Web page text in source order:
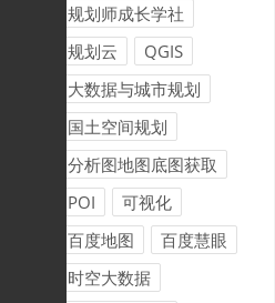
规划师成长学社
规划云
QGIS
大数据与城市规划
国土空间规划
分析图地图底图获取
POI
可视化
百度地图
百度慧眼
时空大数据